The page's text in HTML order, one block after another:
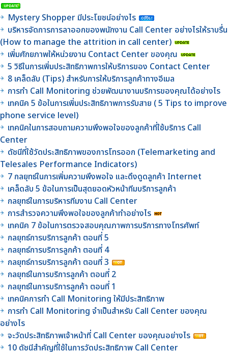
Mystery Shopper มีประโยชน์อย่างไร
บริหารจัดการการลาออกของพนักงาน Call Center อย่างไรให้ราบรื่น
(How to manage the attrition in call center)
เพิ่มศักยภาพให้หน่วยงาน Contact Center ของคุณ
5 วิธีในการเพิ่มประสิทธิภาพการให้บริการของ Contact Center
8 เคล็ดลับ (Tips) สำหรับการให้บริการลูกค้าทางอีเมล
การทำ Call Monitoring ช่วยพัฒนางานบริการของคุณได้อย่างไร
เทคนิค 5 ข้อในการเพิ่มประสิทธิภาพการรับสาย ( 5 Tips to improve
phone service level)
เทคนิคในการสอบถามความพึงพอใจของลูกค้าที่ใช้บริการ Call
Center
ดัชนีที่ใช้วัดประสิทธิภาพของการโทรออก (Telemarketing and
Telesales Performance Indicators)
7 กลยุทธ์ในการเพิ่มความพึงพอใจ และดึงดูดลูกค้า Internet
เคล็ดลับ 5 ข้อในการเป็นสุดยอดหัวหน้าทีมบริการลูกค้า
กลยุทธ์ในการบริหารทีมงาน Call Center
การสำรวจความพึงพอใจของลูกค้าทำอย่างไร
เทคนิค 7 ข้อในการตรวจสอบคุณภาพการบริการทางโทรศัพท์
กลยุทธ์การบริการลูกค้า ตอนที่ 5
กลยุทธ์การบริการลูกค้า ตอนที่ 4
กลยุทธ์การบริการลูกค้า ตอนที่ 3
กลยุทธ์ในการบริการลูกค้า ตอนที่ 2
กลยุทธ์ในการบริการลูกค้า ตอนที่ 1
เทคนิคการทำ Call Monitoring ให้มีประสิทธิภาพ
การทำ Call Monitoring จำเป็นสำหรับ Call Center ของคุณ
อย่างไร
จะวัดประสิทธิภาพเจ้าหน้าที่ Call Center ของคุณอย่างไร
10 ดัชนีสำคัญที่ใช้ในการวัดประสิทธิภาพ Call Center